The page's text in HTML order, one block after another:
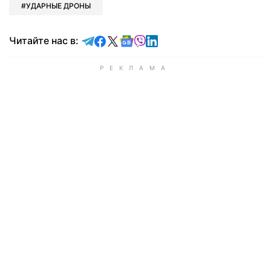
УДАРНЫЕ ДРОНЫ
Читайте нас в: Читайте в Telegram
Читайте в Facebook
Читайте в X
Читайте в Google news
Читайте в Viber
Читайте в LinkedIn